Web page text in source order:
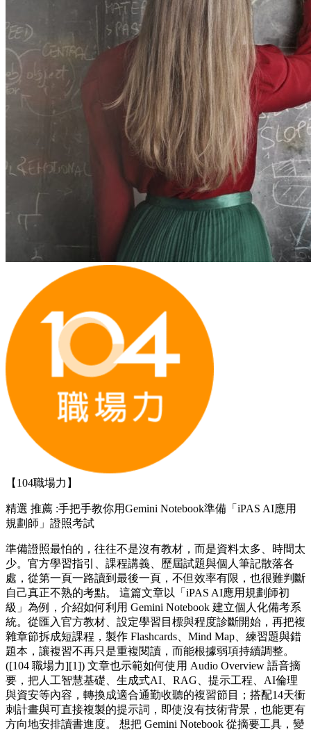
【104職場力】
精選 推薦 :手把手教你用Gemini Notebook準備「iPAS AI應用
規劃師」證照考試
準備證照最怕的，往往不是沒有教材，而是資料太多、時間太
少。官方學習指引、課程講義、歷屆試題與個人筆記散落各
處，從第一頁一路讀到最後一頁，不但效率有限，也很難判斷
自己真正不熟的考點。 這篇文章以「iPAS AI應用規劃師初
級」為例，介紹如何利用 Gemini Notebook 建立個人化備考系
統。從匯入官方教材、設定學習目標與程度診斷開始，再把複
雜章節拆成短課程，製作 Flashcards、Mind Map、練習題與錯
題本，讓複習不再只是重複閱讀，而能根據弱項持續調整。
([104 職場力][1]) 文章也示範如何使用 Audio Overview 語音摘
要，把人工智慧基礎、生成式AI、RAG、提示工程、AI倫理
與資安等內容，轉換成適合通勤收聽的複習節目；搭配14天衝
刺計畫與可直接複製的提示詞，即使沒有技術背景，也能更有
方向地安排讀書進度。 想把 Gemini Notebook 從摘要工具，變